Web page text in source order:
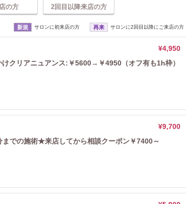
の方 2回目以降来店の方
新規 サロンに初来店の方 再来 サロンに2回目以降にご来店の方
¥4,950
クリアニュアンス:￥5600→￥4950（オフ有も1h枠）
¥9,700
までの施術★来店してから相談クーポン￥7400～